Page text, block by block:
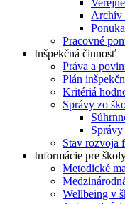
Archív
Pracovné
Inšpekčná činnosť
Práva a
Plán
Kritériá
Správy zo
Stav rozvoja
Informácie pre
Metodické
Wellbeing v